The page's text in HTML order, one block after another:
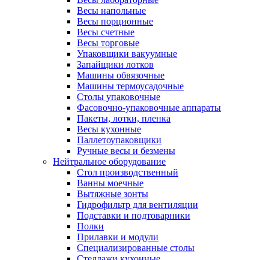
Весы напольные
Весы порционные
Весы счетные
Весы торговые
Упаковщики вакуумные
Запайщики лотков
Машины обвязочные
Машины термоусадочные
Столы упаковочные
Фасовочно-упаковочные аппараты
Пакеты, лотки, пленка
Весы кухонные
Паллетоупаковщики
Ручные весы и безмены
Нейтральное оборудование
Cтол производственный
Ванны моечные
Вытяжные зонты
Гидрофильтр для вентиляции
Подставки и подтоварники
Полки
Прилавки и модули
Специализированные столы